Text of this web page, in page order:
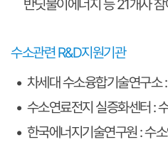
반딧불이에너지 등 21개사
수소관련 R&D지원기관
• 차세대 수소융합기술연구소
• 수소연료전지 실증화센터 :
• 한국에너지기술연구원 : 수